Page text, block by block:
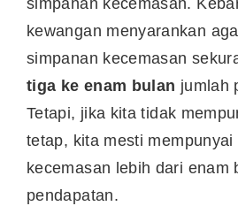
simpanan kecemasan.
kewangan menyarankan
simpanan kecemasan
tiga ke enam bulan jumlah
Tetapi, jika kita tidak
tetap, kita mesti mempunyai
kecemasan lebih dari enam
pendapatan.